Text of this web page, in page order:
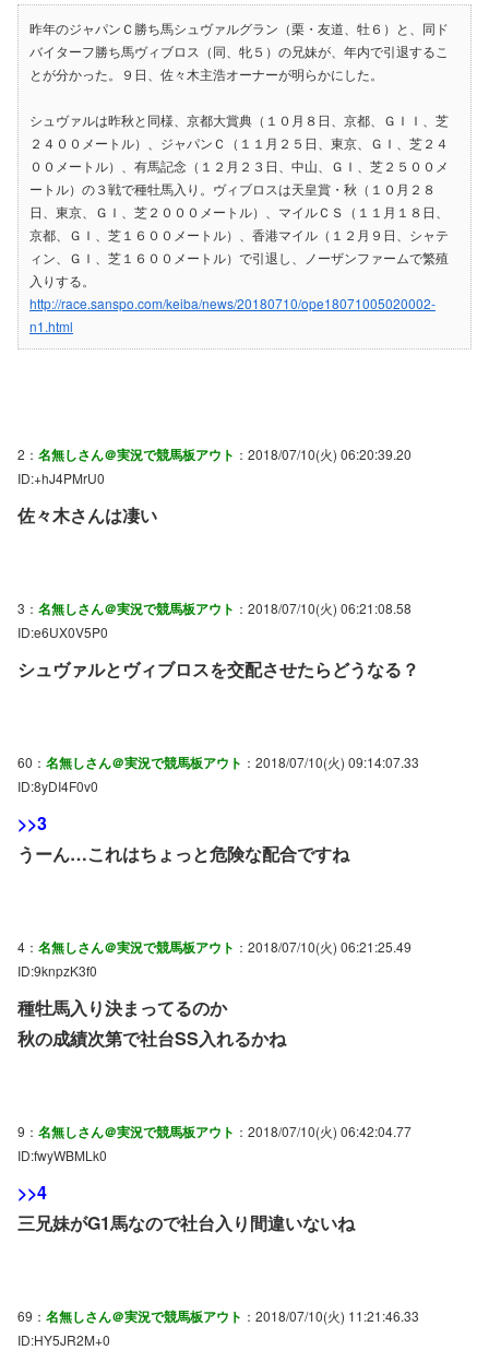
昨年のジャパンＣ勝ち馬シュヴァルグラン（栗・友道、牡６）と、同ド
バイターフ勝ち馬ヴィブロス（同、牝５）の兄妹が、年内で引退するこ
とが分かった。９日、佐々木主浩オーナーが明らかにした。
シュヴァルは昨秋と同様、京都大賞典（１０月８日、京都、ＧＩＩ、芝
２４００メートル）、ジャパンＣ（１１月２５日、東京、ＧＩ、芝２４
００メートル）、有馬記念（１２月２３日、中山、ＧＩ、芝２５００メ
ートル）の３戦で種牡馬入り。ヴィブロスは天皇賞・秋（１０月２８
日、東京、ＧＩ、芝２０００メートル）、マイルＣＳ（１１月１８日、
京都、ＧＩ、芝１６００メートル）、香港マイル（１２月９日、シャテ
ィン、ＧＩ、芝１６００メートル）で引退し、ノーザンファームで繁殖
入りする。
http://race.sanspo.com/keiba/news/20180710/ope18071005020002-
n1.html
2： 名無しさん＠実況で競馬板アウト ：2018/07/10(火) 06:20:39.20
ID:+hJ4PMrU0
佐々木さんは凄い
3： 名無しさん＠実況で競馬板アウト ：2018/07/10(火) 06:21:08.58
ID:e6UX0V5P0
シュヴァルとヴィブロスを交配させたらどうなる？
60： 名無しさん＠実況で競馬板アウト ：2018/07/10(火) 09:14:07.33
ID:8yDI4F0v0
>>3
うーん…これはちょっと危険な配合ですね
4： 名無しさん＠実況で競馬板アウト ：2018/07/10(火) 06:21:25.49
ID:9knpzK3f0
種牡馬入り決まってるのか
秋の成績次第で社台SS入れるかね
9： 名無しさん＠実況で競馬板アウト ：2018/07/10(火) 06:42:04.77
ID:fwyWBMLk0
>>4
三兄妹がG1馬なので社台入り間違いないね
69： 名無しさん＠実況で競馬板アウト ：2018/07/10(火) 11:21:46.33
ID:HY5JR2M+0